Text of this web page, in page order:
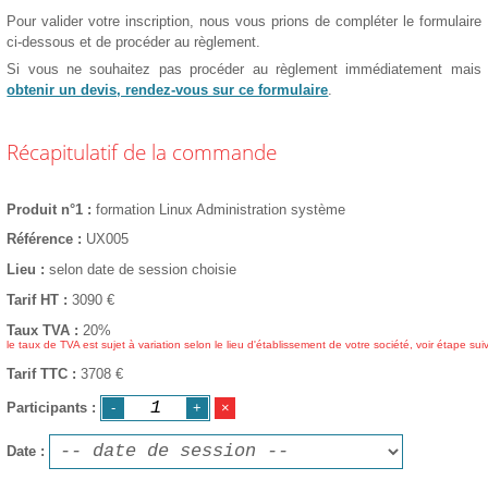
Pour valider votre inscription, nous vous prions de compléter le formulaire
ci-dessous et de procéder au règlement.
Si vous ne souhaitez pas procéder au règlement immédiatement mais
obtenir un devis, rendez-vous sur ce formulaire
Récapitulatif de la commande
Produit n°1
formation Linux Administration système
Référence
UX005
Lieu
selon date de session choisie
Tarif HT
3090 €
Taux TVA
20%
le taux de TVA est sujet à variation selon le lieu d'établissement de votre société, voir étape
Tarif TTC 3708 €
Participants
Date